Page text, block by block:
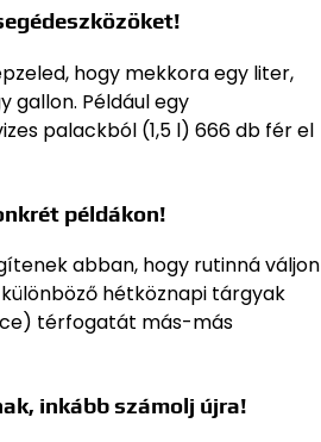
hogy mekkora egy liter,
gallon. Például egy
palackból (1,5 l) 666 db fér el
példákon!
abban, hogy rutinná váljon
hétköznapi tárgyak
térfogatát más-más
inkább számolj újra!